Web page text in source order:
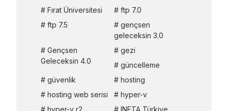
Fırat Üniversitesi
ftp 7.0
ftp 7.5
gençsen
geleceksin 3.0
Gençsen
Geleceksin 4.0
gezi
güncelleme
güvenlik
hosting
hosting web serisi
hyper-v
hyper-v r2
INETA Türkiye